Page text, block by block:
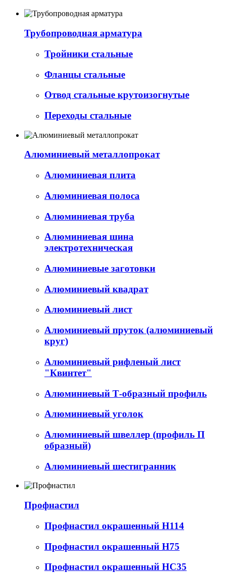
Трубопроводная арматура
Тройники стальные
Фланцы стальные
Отвод стальные крутоизогнутые
Переходы стальные
Алюминиевый металлопрокат
Алюминиевая плита
Алюминиевая полоса
Алюминиевая труба
Алюминиевая шина
электротехническая
Алюминиевые заготовки
Алюминиевый квадрат
Алюминиевый лист
Алюминиевый пруток (алюминиевый
круг)
Алюминиевый рифленый лист
"Квинтет"
Алюминиевый Т-образный профиль
Алюминиевый уголок
Алюминиевый швеллер (профиль П
образный)
Алюминиевый шестигранник
Профнастил
Профнастил окрашенный Н114
Профнастил окрашенный Н75
Профнастил окрашенный НС35